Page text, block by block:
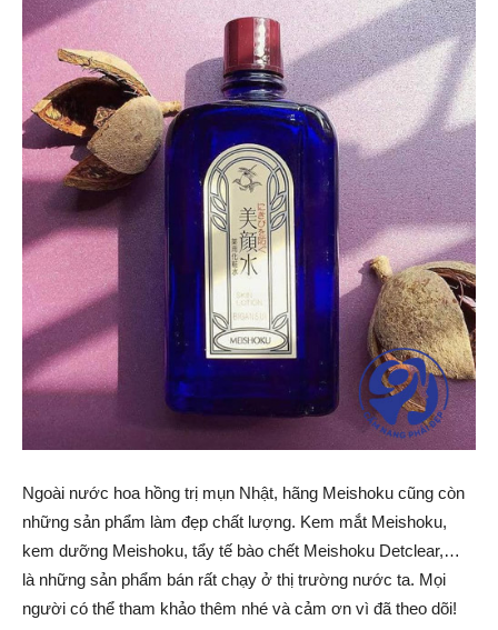
Ngoài nước hoa hồng trị mụn Nhật, hãng Meishoku cũng còn
những sản phẩm làm đẹp chất lượng. Kem mắt Meishoku,
kem dưỡng Meishoku, tẩy tế bào chết Meishoku Detclear,…
là những sản phẩm bán rất chạy ở thị trường nước ta. Mọi
người có thể tham khảo thêm nhé và cảm ơn vì đã theo dõi!